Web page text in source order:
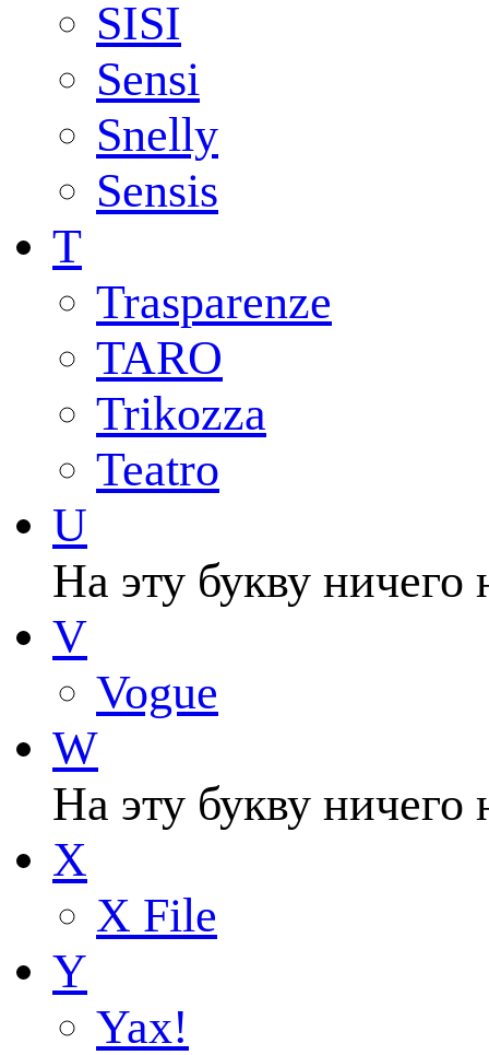
SISI
Sensi
Snelly
Sensis
T
Trasparenze
TARO
Trikozza
Teatro
U
На эту букву ничего
V
Vogue
W
На эту букву ничего
X
X File
Y
Yax!